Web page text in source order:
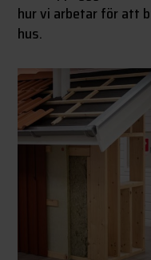
hur vi arbetar för att
hus.